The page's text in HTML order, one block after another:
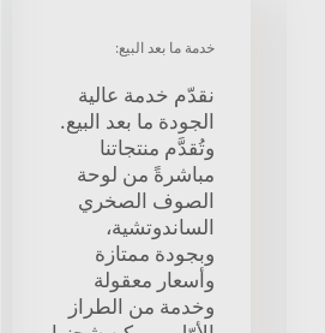
خدمة ما بعد البيع:
نقدّم خدمة عالية
الجودة ما بعد البيع.
وتُقدَّم منتجاتنا
مباشرةً من لوحة
الصوف الصخري
الساندوتشية،
وبجودة ممتازة
وأسعار معقولة
وخدمة من الطراز